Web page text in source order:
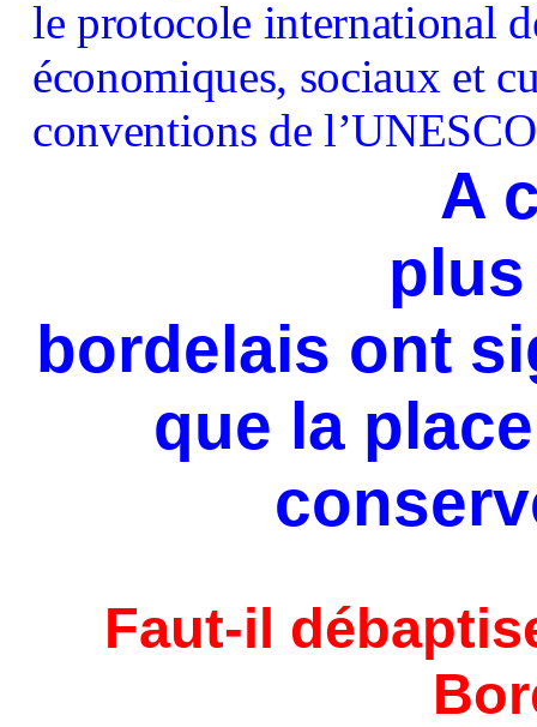
le protocole international
économiques, sociaux et
conventions de
A
plus
bordelais ont
que la
Faut-il